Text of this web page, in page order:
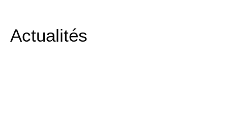
Actualités